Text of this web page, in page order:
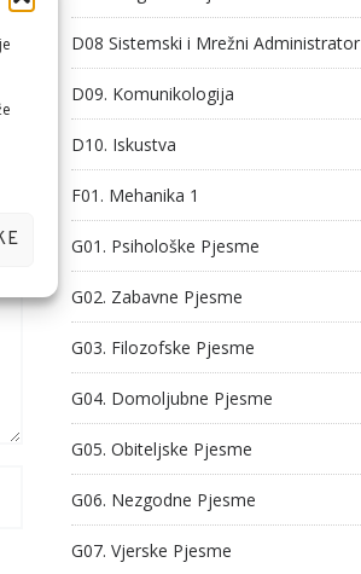
D08 Sistemski i Mrežni Administrator
D09. Komunikologija
D10. Iskustva
F01. Mehanika 1
G01. Psihološke Pjesme
G02. Zabavne Pjesme
G03. Filozofske Pjesme
G04. Domoljubne Pjesme
G05. Obiteljske Pjesme
G06. Nezgodne Pjesme
G07. Vjerske Pjesme